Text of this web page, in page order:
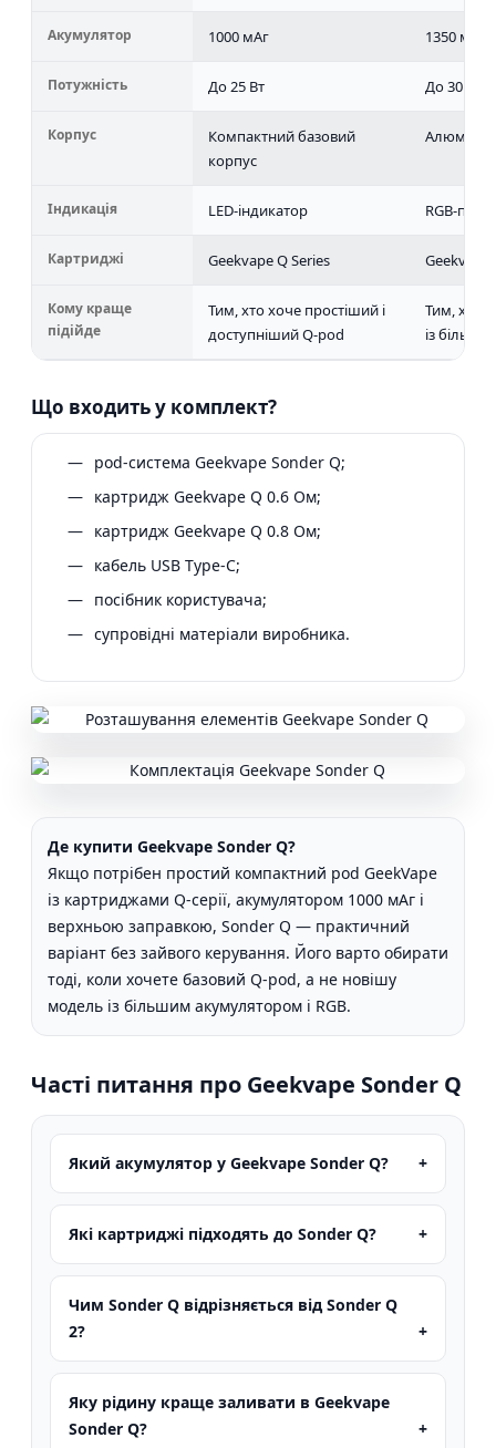
Акумулятор 1000 мАг 1350 мАг
Потужність До 25 Вт До 30 Вт
Корпус
Компактний базовий
корпус
Індикація LED-індикатор RGB-
Картриджі Geekvape Q Series Geekvape
Кому краще
підійде
Тим, хто хоче простіший і
доступніший Q-pod
Тим, хто
із
Що входить у комплект?
pod-система Geekvape Sonder Q;
картридж Geekvape Q 0.6 Ом;
картридж Geekvape Q 0.8 Ом;
кабель USB Type-C;
посібник користувача;
супровідні матеріали виробника.
Де купити Geekvape Sonder Q?
Якщо потрібен простий компактний pod GeekVape
із картриджами Q-серії, акумулятором 1000 мАг і
верхньою заправкою, Sonder Q — практичний
варіант без зайвого керування. Його варто обирати
тоді, коли хочете базовий Q-pod, а не новішу
модель із більшим акумулятором і RGB.
Часті питання про Geekvape Sonder Q
Який акумулятор у Geekvape Sonder Q?
Які картриджі підходять до Sonder Q?
Чим Sonder Q відрізняється від Sonder Q
2?
Яку рідину краще заливати в Geekvape
Sonder Q?